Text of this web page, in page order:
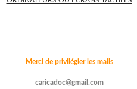
Merci de privilégier les mails
caricadoc@gmail.com